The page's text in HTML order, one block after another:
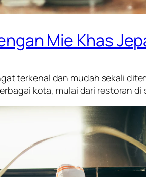
Mie Khas
terkenal dan mudah sekali
kota, mulai dari restoran di